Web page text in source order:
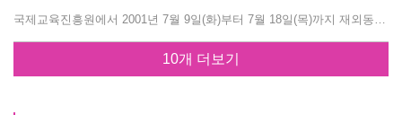
국제교육진흥원에서 2001년 7월 9일(화)부터 7월 18일(목)까지 재외동포 학생을 우리나라에 초청, 우리 민족의 언어, 문화, 역사에 대한 이해를 증진하기 위한 교육을 실시한다. 연수 참가를 희망하는 사람들은 총영사관에 비치되어 있는 "하계학교 지원서"를 교민담당 최광묵 영사(전화 2529-4141 팩스 2861-3699)에게 제출하면 된다. 자세한 사항은 다음과 같다. [ 실시개요] 사업근거 : 재외국민을 위한 국내교육과정 운영규칙(교육인적자원부령 제779호, 2001. 01. 31) ▶교육기간: 2001. 7. 9(화) - 7. 18(목) ▶교육장소 : 재외국민학생회관(기숙사) ▶교육대상: 재외동포 참가 희망자중 재외공관에서 추천한 학생(일본지역 제외) (초등 5, 6학년, 중·고생) ▶예정인원 : 120명 ▶지원절차: 1) 원서교부 : 주재국 한국공관 및 한국교육원 2) 원서마감: 2001. 5. 20(월) 3) 제출서류 : 지원서 (소정양식) 1통, 서약서(소정양식) 1통, 추천학생명단 (공관에서 작성) 1통 ▶참가자 부담경비 1) 체재비 및 교육비 : 1인당 미화 $550 송금은행 및 계좌번호 : 농협 종합청사지점 003-01-177814 예금주 : 국제교육진흥원 송금기간 : 2001. 6.20(목)까지이며, 반드시 학생의 여권에 쓰인 이름으로 송금하시기 바람. (송금된 금액은 반환하지 않음) 2) 왕복 항공료 : 본인 부담 ▶입국 및 등록 1) 등록일시 : 2001. 7. 9(화) 09:00∼12:10 (개별 입국자도 당일 등록하시기 바랍니다.) 단체 입국 시 (10명 이상)에는 대형 버스를 준비하여 출영 하고자 하오니 입국자 수, 항공편 명, 도착일시, 인솔자 및 학생 명단을 등록 1주일 전까지 보내 주시기 바람. 2) 등록장소 : 국제교육진흥원 재외국민학생회관 (☎740-6700, 3668-1414) ▶교육내용 1) 일반교과 : 생할 한국어, 한국문화, 한국사, 모국수학안내 담임지도 등 (34%) 2) 현장학습 : 고적답사, 일일입교, 고궁견학, 전통예절, 전방견학, 문화체험 등(44%) 3) 특별활동 : 친교, 생활안내, 반별활동, 의식행사, 레크리에이션 기타 등 (22%) ▶교육 담당기관 : 교육인적자원부 국제교육진흥원 - 주소 : #110-810 서울시 종로구 동숭동 181번지 - 위치 : 지하철 4호선, 혜화역 2번출구 한국방송통신대학 후문 - TEL: (82-2) 3668-1349, (82-11) 686-1301 - FAX : (82-2) 764-1327 - E-mail : ysmun@mail.interedu.go.kr
10개 더보기